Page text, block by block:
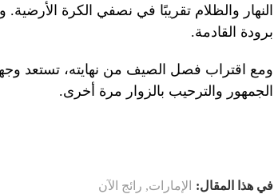
النهار والظلام تقريبًا في نصفي الكرة الأرضية.
برودة القادمة.
ومع اقتراب فصل الصيف من نهايته، تستعد
الجمهور والترحيب بالزوار مرة أخرى.
في هذا المقال: الإمارات, رائج الآن